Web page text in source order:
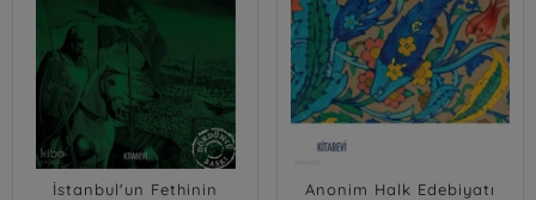
İstanbul'un Fethinin
Anonim Halk Edebiyatı